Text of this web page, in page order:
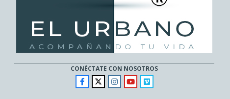
CONÉCTATE CON NOSOTROS